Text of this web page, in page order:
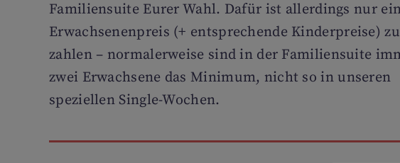
Familiensuite Eurer Wahl. Dafür ist allerdings nur
Erwachsenenpreis (+ entsprechende Kinderpreise) zu
zahlen – normalerweise sind in der Familiensuite
zwei Erwachsene das Minimum, nicht so in unseren
speziellen Single-Wochen.